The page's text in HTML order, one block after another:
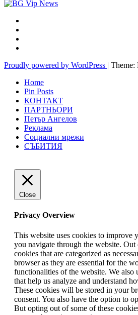
Proudly powered by WordPress | Theme:
Home
Pin Posts
КОНТАКТ
ПАРТНЬОРИ
Петър Ангелов
Реклама
Социални мрежи
СЪБИТИЯ
Close
Privacy Overview
This website uses cookies to improve
you navigate through the website. Out
cookies that are categorized as
browser as they are essential for the
functionalities of the website. We also
that help us analyze and understand
These cookies will be stored in your
consent. You also have the option to
But opting out of some of these